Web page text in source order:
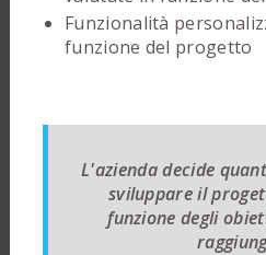
Funzionalità
funzione del progetto
L'azienda decide
sviluppare il
funzione degli